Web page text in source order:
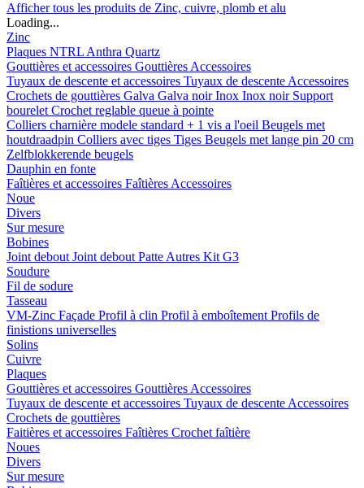
Afficher tous les produits de Zinc, cuivre, plomb et alu
Loading...
Zinc
Plaques NTRL Anthra Quartz
Gouttières et accessoires Gouttières Accessoires
Tuyaux de descente et accessoires Tuyaux de descente Accessoires
Crochets de gouttières Galva Galva noirInox Inox noir Support
bourelet Crochet reglable queue à pointe
Colliers charnière modele standard + 1 vis a l'oeil Beugels met
houtdraadpin Colliers avec tiges Tiges Beugels met lange pin 20 cm
Zelfblokkerende beugels
Dauphin en fonte
Faîtières et accessoires Faîtières Accessoires
Noue
Divers
Sur mesure
Bobines
Joint debout Joint debout Patte Autres Kit G3
Soudure
Fil de sodure
Tasseau
VM-Zinc Façade Profil à clin Profil à emboîtement Profils de
finistions universelles
Solins
Cuivre
Plaques
Gouttières et accessoires Gouttières Accessoires
Tuyaux de descente et accessoires Tuyaux de descente Accessoires
Crochets de gouttières
Faitières et accessoires Faîtières Crochet faîtière
Noues
Divers
Sur mesure